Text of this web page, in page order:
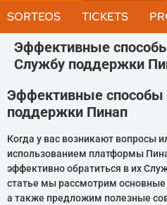
SORTEOS TICKETS
Эффективные
Службу поддержки
Эффективные
поддержки Пинап
Когда у вас возникают вопросы
использованием платформы
эффективно обратиться в их
статье мы рассмотрим
а также предложим полезные